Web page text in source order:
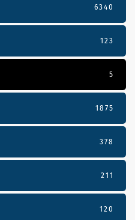
6340
123
5
1875
378
211
120